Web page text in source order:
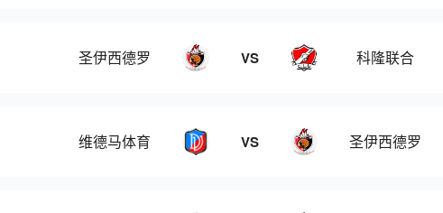
圣伊西德罗 VS 科隆联合
维德马体育 VS 圣伊西德罗